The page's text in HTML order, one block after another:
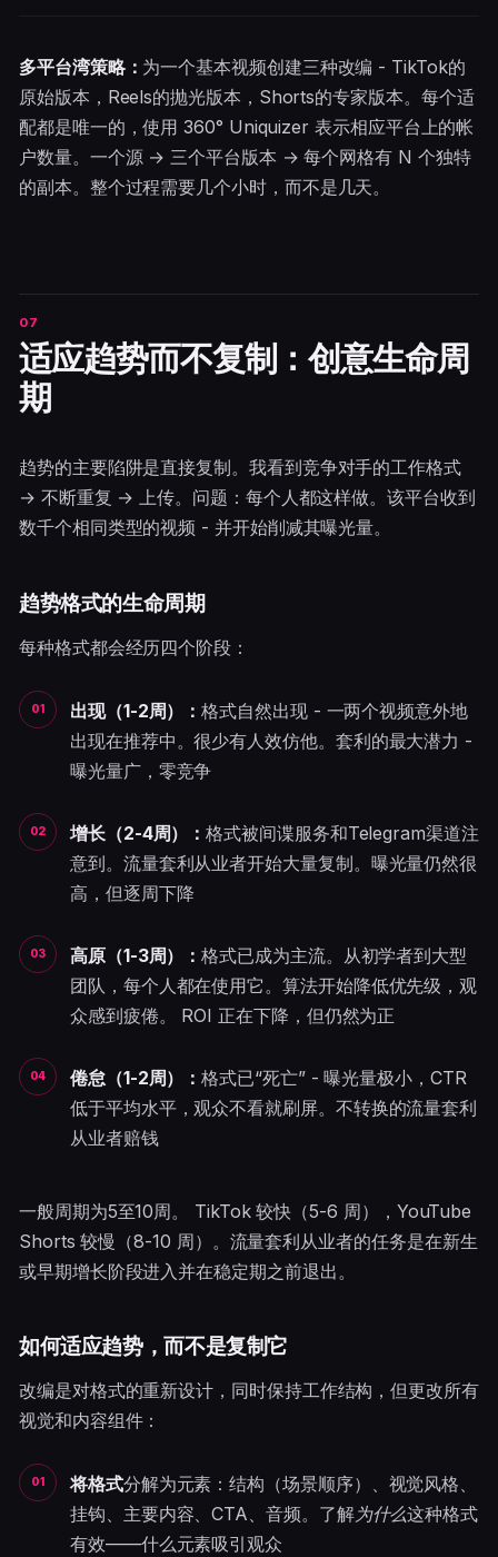
多平台湾策略： 为一个基本视频创建三种改编 - TikTok的
原始版本，Reels的抛光版本，Shorts的专家版本。每个适
配都是唯一的，使用 360° Uniquizer 表示相应平台上的帐
户数量。一个源 → 三个平台版本 → 每个网格有 N 个独特
的副本。整个过程需要几个小时，而不是几天。
适应趋势而不复制：创意生命周
期
趋势的主要陷阱是直接复制。我看到竞争对手的工作格式
→ 不断重复 → 上传。问题：每个人都这样做。该平台收到
数千个相同类型的视频 - 并开始削减其曝光量。
趋势格式的生命周期
每种格式都会经历四个阶段：
出现（1-2周）：格式自然出现 - 一两个视频意外地
出现在推荐中。很少有人效仿他。套利的最大潜力 -
曝光量广，零竞争
增长（2-4周）：格式被间谍服务和Telegram渠道注
意到。流量套利从业者开始大量复制。曝光量仍然很
高，但逐周下降
高原（1-3周）：格式已成为主流。从初学者到大型
团队，每个人都在使用它。算法开始降低优先级，观
众感到疲倦。 ROI 正在下降，但仍然为正
倦怠（1-2周）：格式已“死亡” - 曝光量极小，CTR
低于平均水平，观众不看就刷屏。不转换的流量套利
从业者赔钱
一般周期为5至10周。 TikTok 较快（5-6 周），YouTube
Shorts 较慢（8-10 周）。流量套利从业者的任务是在新生
或早期增长阶段进入并在稳定期之前退出。
如何适应趋势，而不是复制它
改编是对格式的重新设计，同时保持工作结构，但更改所有
视觉和内容组件：
将格式分解为元素：结构（场景顺序）、视觉风格、
挂钩、主要内容、CTA、音频。了解为什么这种格式
有效——什么元素吸引观众